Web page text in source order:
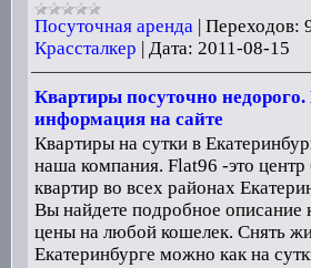
Посуточная аренда | Переходов:
Крассталкер | Дата: 2011-08-15
Квартиры посуточно недорого.
информация на сайте
Квартиры на сутки в
наша компания. Flat96 -это
квартир во всех районах
Вы найдете подробное описание
цены на любой кошелек. Снять
Екатеринбурге можно как на